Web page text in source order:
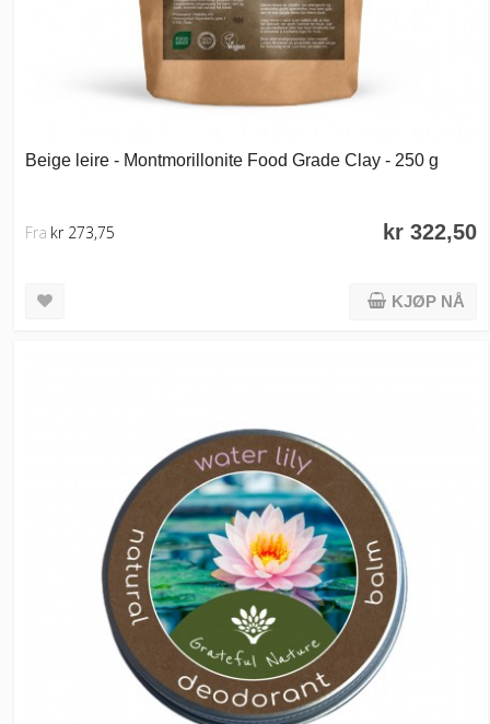
Beige leire - Montmorillonite Food Grade Clay - 250 g
kr 322,50
Fra kr 273,75
KJØP NÅ